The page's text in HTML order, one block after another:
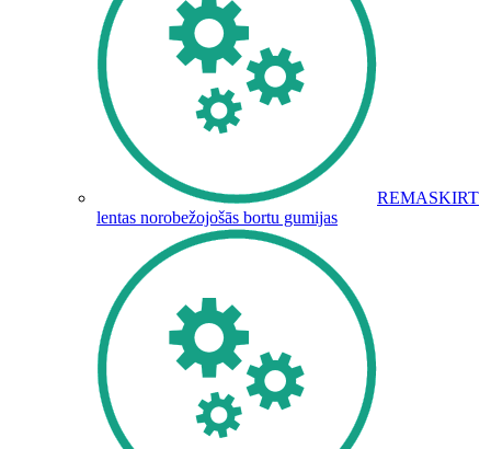
REMASKIRT
lentas norobežojošās bortu gumijas